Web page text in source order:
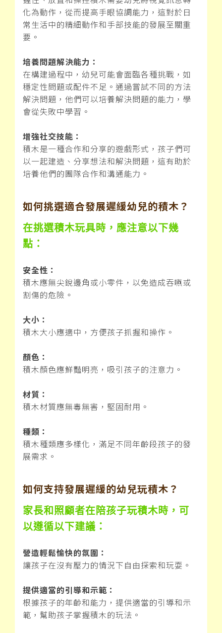
化為動作，從而提高手眼協調能力，這對於日
常生活中的精細動作和手部技能的發展至關重
要。
培養問題解決能力：
在構建過程中，幼兒可能會面臨各種挑戰，如
穩定性問題或配件不足。通過嘗試不同的方法
解決問題，他們可以培養解決問題的能力，學
會從失敗中學習。
增強社交技能：
積木是一種合作和分享的遊戲形式，孩子們可
以一起建造、分享想法和解決問題，這有助於
培養他們的團隊合作和溝通能力。
如何挑選適合發展遲緩幼兒的積木？
在挑選積木玩具時，應注意以下幾
點：
安全性：
積木應無尖銳邊角或小零件，以免造成吞嚥或
割傷的危險。
大小：
積木大小應適中，方便孩子抓握和操作。
顏色：
積木顏色應鮮豔明亮，吸引孩子的注意力。
材質：
積木材質應無毒無害，堅固耐用。
種類：
積木種類應多樣化，滿足不同年齡段孩子的發
展需求。
如何支持發展遲緩的幼兒玩積木？
家長和照顧者在陪孩子玩積木時，可
以遵循以下建議：
營造輕鬆愉快的氛圍：
讓孩子在沒有壓力的情況下自由探索和玩耍。
提供適當的引導和示範：
根據孩子的年齡和能力，提供適當的引導和示
範，幫助孩子掌握積木的玩法。